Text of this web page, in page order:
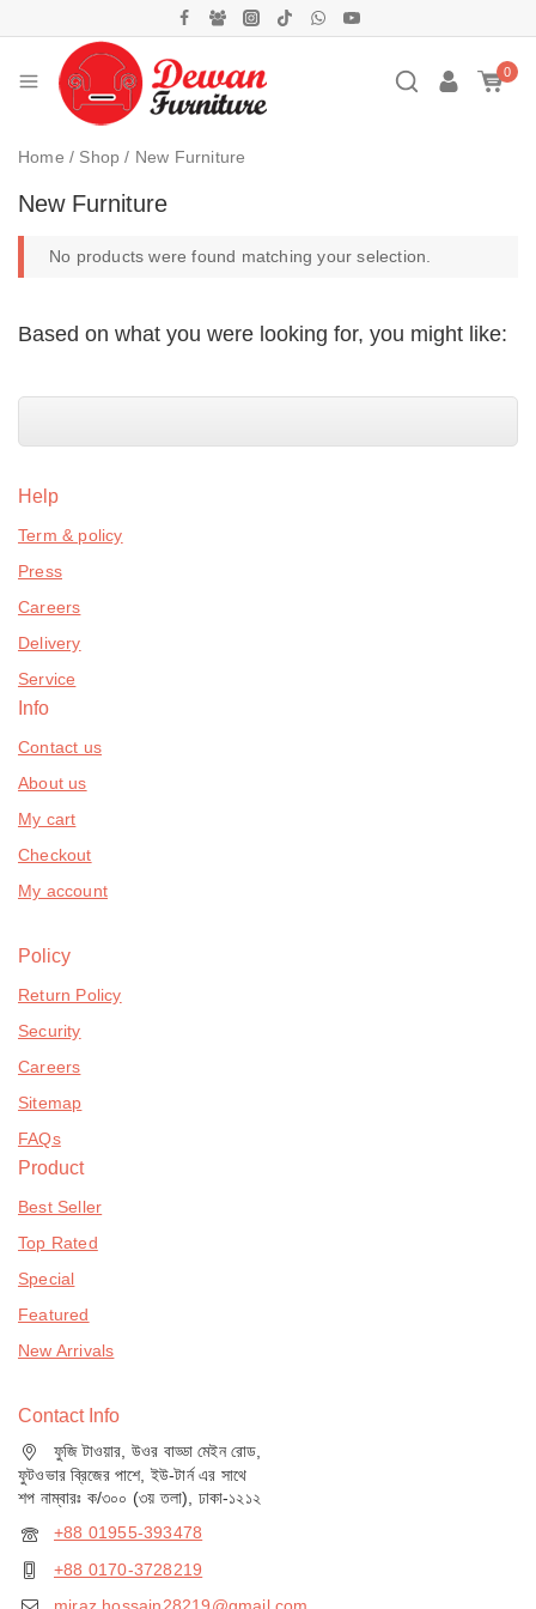
0
Home / Shop / New Furniture
New Furniture
No products were found matching your selection.
Based on what you were looking for, you might like:
Help
Term & policy
Press
Careers
Delivery
Service
Info
Contact us
About us
My cart
Checkout
My account
Policy
Return Policy
Security
Careers
Sitemap
FAQs
Product
Best Seller
Top Rated
Special
Featured
New Arrivals
Contact Info
ফুজি টাওয়ার, উওর বাড্ডা মেইন রোড,
ফুটওভার ব্রিজের পাশে, ইউ-টার্ন এর সাথে
শপ নাম্বারঃ ক/৩০০ (৩য় তলা), ঢাকা-১২১২
+88 01955-393478
+88 0170-3728219